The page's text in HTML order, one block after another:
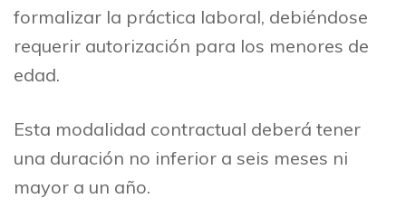
formalizar la práctica laboral, debiéndose
requerir autorización para los menores de
edad.
Esta modalidad contractual deberá tener
una duración no inferior a seis meses ni
mayor a un año.